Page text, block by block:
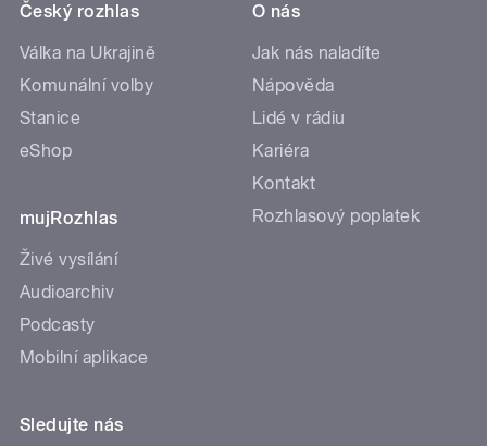
Český rozhlas
Válka na Ukrajině
Komunální volby
Stanice
eShop
mujRozhlas
Živé vysílání
Audioarchiv
Podcasty
Mobilní aplikace
O nás
Jak nás naladíte
Nápověda
Lidé v rádiu
Kariéra
Kontakt
Rozhlasový poplatek
Sledujte nás